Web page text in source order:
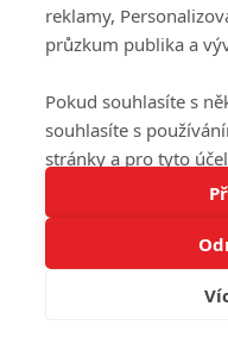
Tato stránka používá
reklamy,
průzkum publika a
Pokud souhlasíte s
souhlasíte s
stránky a pro tyto
odmítnout, ale v
nebudou k dispozici
Vaše volby souhlasu
tuto webovou
souhlasu můžete